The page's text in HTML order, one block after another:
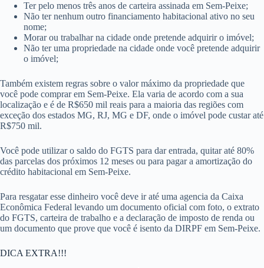
Ter pelo menos três anos de carteira assinada em Sem-Peixe;
Não ter nenhum outro financiamento habitacional ativo no seu
nome;
Morar ou trabalhar na cidade onde pretende adquirir o imóvel;
Não ter uma propriedade na cidade onde você pretende adquirir
o imóvel;
Também existem regras sobre o valor máximo da propriedade que
você pode comprar em Sem-Peixe. Ela varia de acordo com a sua
localização e é de R$650 mil reais para a maioria das regiões com
exceção dos estados MG, RJ, MG e DF, onde o imóvel pode custar até
R$750 mil.
Você pode utilizar o saldo do FGTS para dar entrada, quitar até 80%
das parcelas dos próximos 12 meses ou para pagar a amortização do
crédito habitacional em Sem-Peixe.
Para resgatar esse dinheiro você deve ir até uma agencia da Caixa
Econômica Federal levando um documento oficial com foto, o extrato
do FGTS, carteira de trabalho e a declaração de imposto de renda ou
um documento que prove que você é isento da DIRPF em Sem-Peixe.
DICA EXTRA!!!